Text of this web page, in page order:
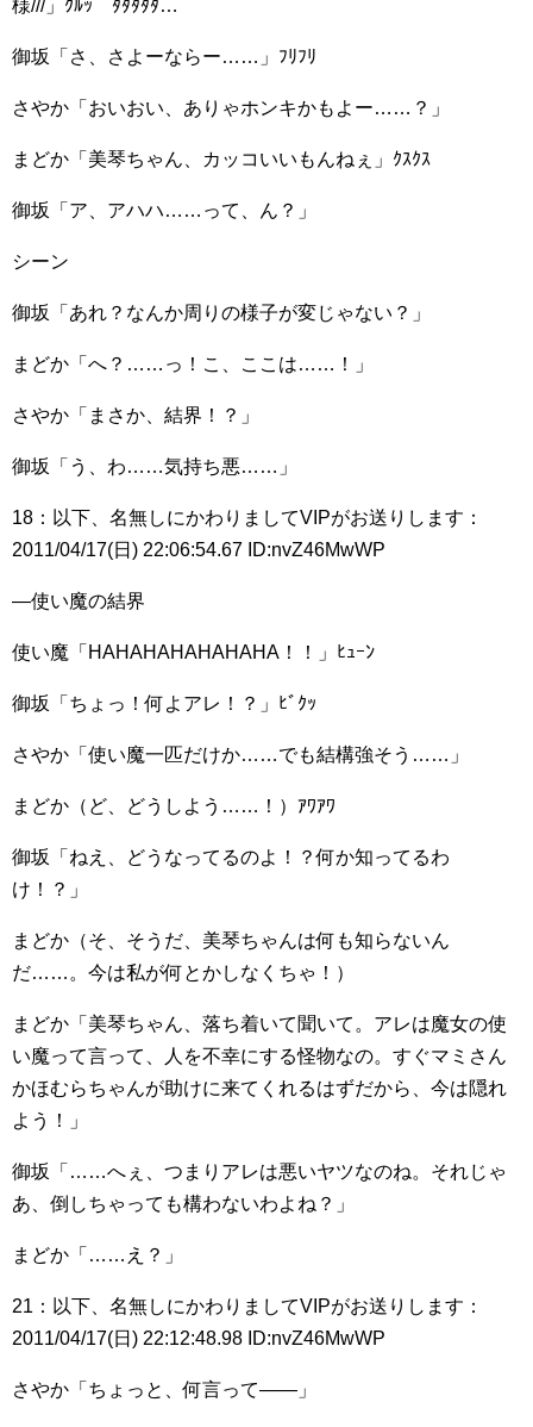
様///」ｸﾙｯ ﾀﾀﾀﾀﾀ…
御坂「さ、さよーならー……」ﾌﾘﾌﾘ
さやか「おいおい、ありゃホンキかもよー……？」
まどか「美琴ちゃん、カッコいいもんねぇ」ｸｽｸｽ
御坂「ア、アハハ……って、ん？」
シーン
御坂「あれ？なんか周りの様子が変じゃない？」
まどか「へ？……っ！こ、ここは……！」
さやか「まさか、結界！？」
御坂「う、わ……気持ち悪……」
18：以下、名無しにかわりましてVIPがお送りします：
2011/04/17(日) 22:06:54.67 ID:nvZ46MwWP
―使い魔の結界
使い魔「HAHAHAHAHAHAHA！！」ﾋｭｰﾝ
御坂「ちょっ！何よアレ！？」ﾋﾞｸｯ
さやか「使い魔一匹だけか……でも結構強そう……」
まどか（ど、どうしよう……！）ｱﾜｱﾜ
御坂「ねえ、どうなってるのよ！？何か知ってるわ
け！？」
まどか（そ、そうだ、美琴ちゃんは何も知らないん
だ……。今は私が何とかしなくちゃ！）
まどか「美琴ちゃん、落ち着いて聞いて。アレは魔女の使
い魔って言って、人を不幸にする怪物なの。すぐマミさん
かほむらちゃんが助けに来てくれるはずだから、今は隠れ
よう！」
御坂「……へぇ、つまりアレは悪いヤツなのね。それじゃ
あ、倒しちゃっても構わないわよね？」
まどか「……え？」
21：以下、名無しにかわりましてVIPがお送りします：
2011/04/17(日) 22:12:48.98 ID:nvZ46MwWP
さやか「ちょっと、何言って――」